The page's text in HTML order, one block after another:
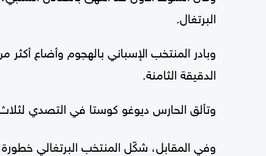
البرتغال.
وبادر المنتخب الإسباني بالهجوم وأضاع
الدقيقة الثامنة.
وتألق الحارس ديوغو كوستا في التصدي
وفي المقابل، شكّل المنتخب البرتغالي